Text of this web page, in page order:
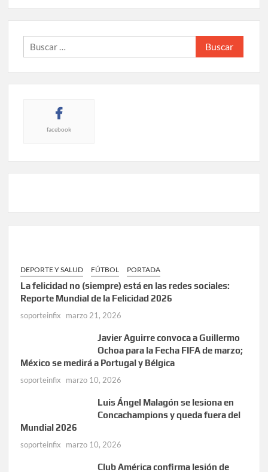
Buscar:
facebook
DEPORTE Y SALUD FÚTBOL PORTADA
La felicidad no (siempre) está en las redes sociales:
Reporte Mundial de la Felicidad 2026
soporteinfix marzo 21, 2026
Javier Aguirre convoca a Guillermo
Ochoa para la Fecha FIFA de marzo;
México se medirá a Portugal y Bélgica
soporteinfix marzo 10, 2026
Luis Ángel Malagón se lesiona en
Concachampions y queda fuera del
Mundial 2026
soporteinfix marzo 10, 2026
Club América confirma lesión de